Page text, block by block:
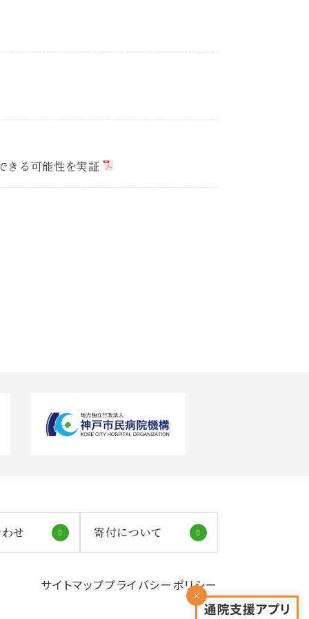
きる可能性を実証
せ 寄付について
サイトマッププライバシーポリシー